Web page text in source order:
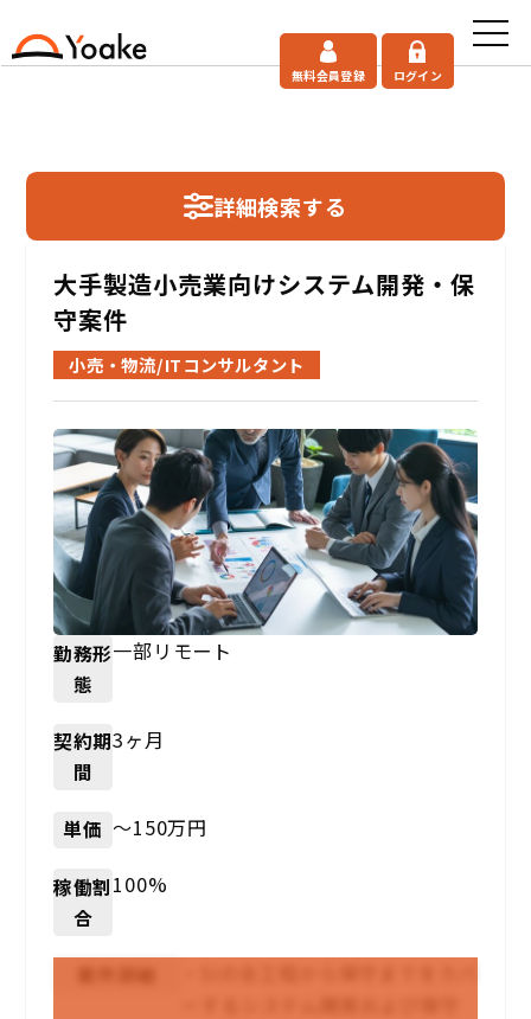
無料会員登録 ログイン
詳細検索する
大手製造小売業向けシステム開発・保
守案件
小売・物流/ITコンサルタント
勤務形
態
一部リモート
契約期
間
3ヶ月
単価 〜150万円
稼働割
合
100%
案件詳細